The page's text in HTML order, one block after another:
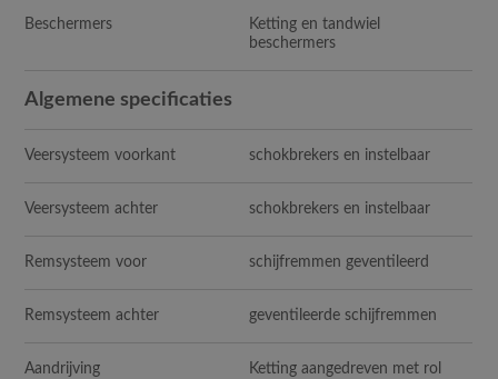
Beschermers
Ketting en tandwiel
beschermers
Algemene specificaties
Veersysteem voorkant schokbrekers en instelbaar
Veersysteem achter schokbrekers en instelbaar
Remsysteem voor schijfremmen geventileerd
Remsysteem achter geventileerde schijfremmen
Aandrijving
Ketting aangedreven met rol